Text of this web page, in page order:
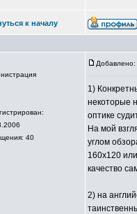
к началу
40
1)
некоторые
оптике
На мой
углом
160х120
качество
2) на